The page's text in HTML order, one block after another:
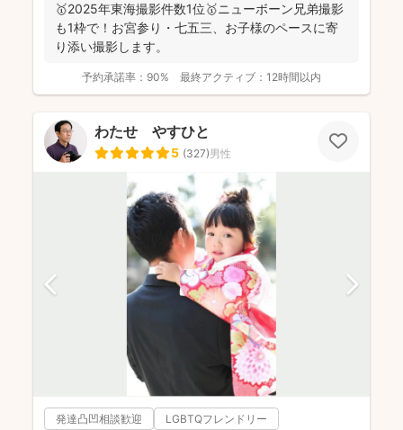
🥇2025年東海撮影件数1位🥇ニューボーン兄弟撮影
も1枠で！お宮参り・七五三、お子様のペースに寄
り添い撮影します。
予約承諾率： 90% 最終アクティブ： 12時間以内
わたせ やすひと
5 (327)男性
発達凸凹相談歓迎 LGBTQフレンドリー